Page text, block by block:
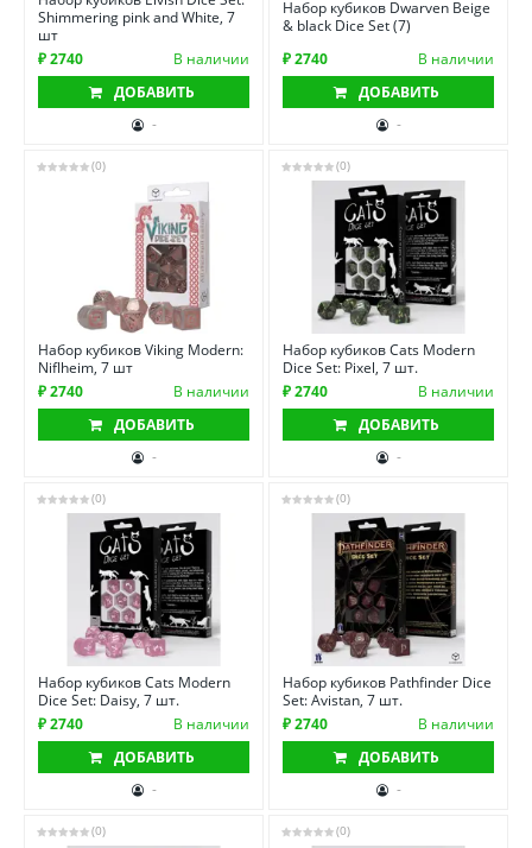
Shimmering pink and White, 7
шт
₽ 2740
В наличии
ДОБАВИТЬ
-
Набор кубиков Dwarven Beige
& black Dice Set (7)
₽ 2740
В наличии
ДОБАВИТЬ
-
(0)
Набор кубиков Viking Modern:
Niflheim, 7 шт
₽ 2740
В наличии
ДОБАВИТЬ
-
(0)
Набор кубиков Cats Modern
Dice Set: Pixel, 7 шт.
₽ 2740
В наличии
ДОБАВИТЬ
-
(0)
Набор кубиков Cats Modern
Dice Set: Daisy, 7 шт.
₽ 2740
В наличии
ДОБАВИТЬ
-
(0)
Набор кубиков Pathfinder Dice
Set: Avistan, 7 шт.
₽ 2740
В наличии
ДОБАВИТЬ
-
(0) (0)